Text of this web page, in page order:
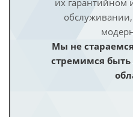
их гарантийном
Мы не
стремимся